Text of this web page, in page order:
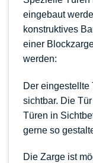
eingebaut
konstruktives
einer
werden:
Der eingestellte
sichtbar. Die
Türen in
gerne so
Die Zarge ist